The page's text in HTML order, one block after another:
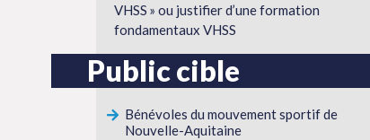
VHSS » ou justifier d’une formation
fondamentaux VHSS
Public cible
Bénévoles du mouvement sportif de
Nouvelle-Aquitaine